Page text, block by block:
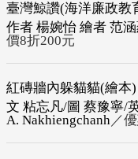
臺灣鯨讚(海洋廉政教
作者 楊婉怡 繪者 范
價8折200元
紅磚牆內躲貓貓(繪本)
文 粘忘凡/圖 蔡豫寧/
A. Nakhiengchanh／